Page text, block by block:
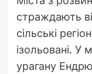
страждають
сільські
ізольовані. У
урагану